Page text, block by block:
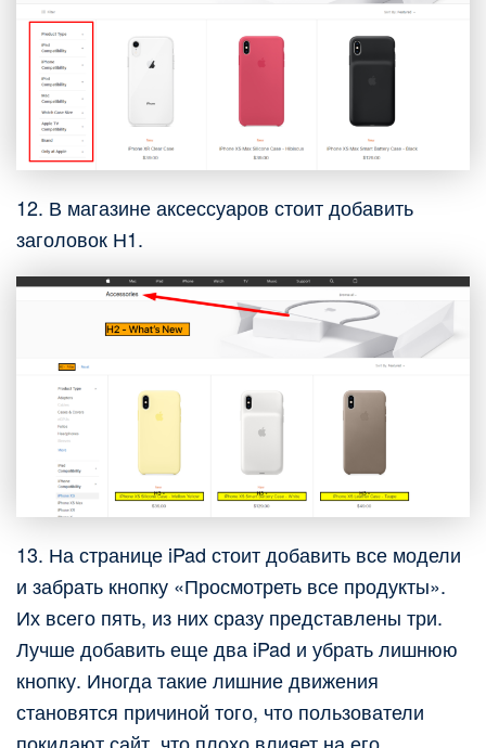
12. В магазине аксессуаров стоит добавить
заголовок Н1.
13. На странице iPad стоит добавить все модели
и забрать кнопку «Просмотреть все продукты».
Их всего пять, из них сразу представлены три.
Лучше добавить еще два iPad и убрать лишнюю
кнопку. Иногда такие лишние движения
становятся причиной того, что пользователи
покидают сайт, что плохо влияет на его